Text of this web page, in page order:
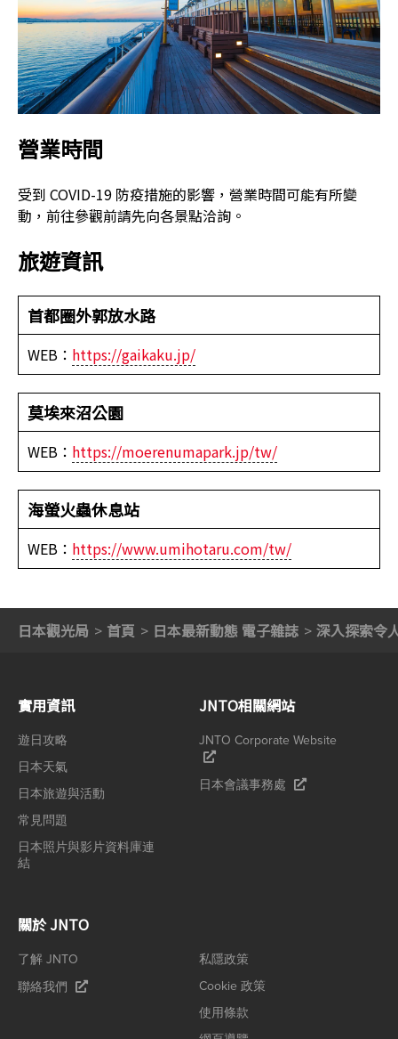
營業時間
受到 COVID-19 防疫措施的影響，營業時間可能有所變
動，前往參觀前請先向各景點洽詢。
旅遊資訊
首都圈外郭放水路
WEB： https://gaikaku.jp/
莫埃來沼公園
WEB： https://moerenumapark.jp/tw/
海螢火蟲休息站
WEB： https://www.umihotaru.com/tw/
日本觀光局 首頁 日本最新動態 電子雜誌 深入探索令
實用資訊
遊日攻略
日本天氣
日本旅遊與活動
常見問題
日本照片與影片資料庫連
結
JNTO相關網站
JNTO Corporate Website
日本會議事務處
關於 JNTO
了解 JNTO
聯絡我們
私隱政策
Cookie 政策
使用條款